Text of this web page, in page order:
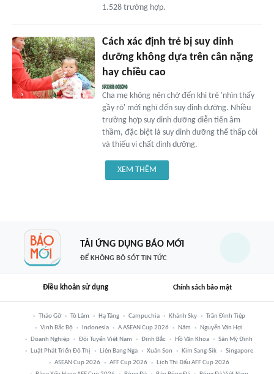
1.528 trường hợp.
Cách xác định trẻ bị suy dinh
dưỡng không dựa trên cân nặng
hay chiều cao
Cha mẹ không nên chờ đến khi trẻ 'nhìn thấy
gầy rõ' mới nghĩ đến suy dinh dưỡng. Nhiều
trường hợp suy dinh dưỡng diễn tiến âm
thầm, đặc biệt là suy dinh dưỡng thể thấp còi
và thiếu vi chất dinh dưỡng.
XEM THÊM
TẢI ỨNG DỤNG BÁO MỚI
ĐỂ KHÔNG BỎ SÓT TIN TỨC
Điều khoản sử dụng Chính sách bảo mật
Tháo Gỡ Tô Lâm Hạ Tầng Campuchia Khánh Sky
Trần Đình Tiệp
Vịnh Bắc Bộ
Indonesia A ASEAN Cup 2026 Năm
Nguyễn Văn Hợi
Doanh Nghiệp
Đội Tuyển Việt Nam Đình Bắc Hồ Văn Khoa
Sân Mỹ Đình
Luật Phát Triển Đô Thị
Liên Bang Nga Xuân Son Kim Sang-Sik
Singapore
ASEAN Cup 2026
AFF Cup 2026
Lịch Thi Đấu AFF Cup 2026